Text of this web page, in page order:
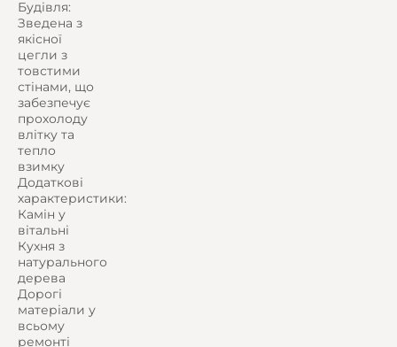
Будівля:
Зведена з
якісної
цегли з
товстими
стінами, що
забезпечує
прохолоду
влітку та
тепло
взимку
Додаткові
характеристики:
Камін у
вітальні
Кухня з
натурального
дерева
Дорогі
матеріали у
всьому
ремонті